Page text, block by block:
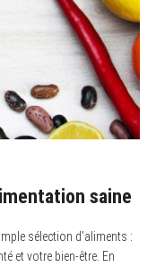
saine
sélection d’aliments :
et votre bien-être. En